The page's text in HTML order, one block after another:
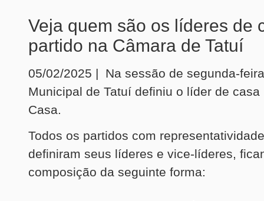
Veja quem são os líderes de
partido na Câmara de Tatuí
05/02/2025 | Na sessão de segunda-
Municipal de Tatuí definiu o líder de casa
Casa.
Todos os partidos com
definiram seus líderes e vice-líderes,
composição da seguinte forma: